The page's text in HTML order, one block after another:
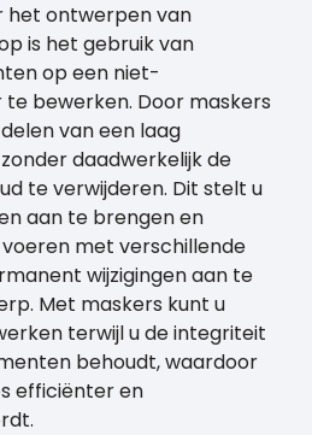
het ontwerpen van
is het gebruik van
op een niet-
bewerken. Door maskers
van een laag
daadwerkelijk de
te verwijderen. Dit stelt u
aan te brengen en
met verschillende
wijzigingen aan te
Met maskers kunt u
terwijl u de integriteit
behoudt, waardoor
efficiënter en